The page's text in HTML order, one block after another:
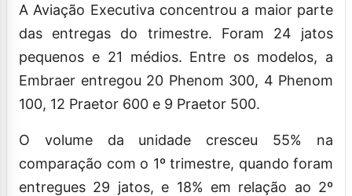
A Aviação Executiva concentrou a maior parte
das entregas do trimestre. Foram 24 jatos
pequenos e 21 médios. Entre os modelos, a
Embraer entregou 20 Phenom 300, 4 Phenom
100, 12 Praetor 600 e 9 Praetor 500.
O volume da unidade cresceu 55% na
comparação com o 1º trimestre, quando foram
entregues 29 jatos, e 18% em relação ao 2º